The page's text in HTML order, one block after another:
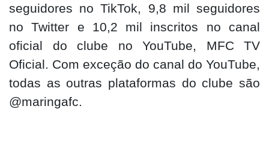
seguidores no TikTok, 9,8 mil seguidores
no Twitter e 10,2 mil inscritos no canal
oficial do clube no YouTube, MFC TV
Oficial. Com exceção do canal do YouTube,
todas as outras plataformas do clube são
@maringafc.